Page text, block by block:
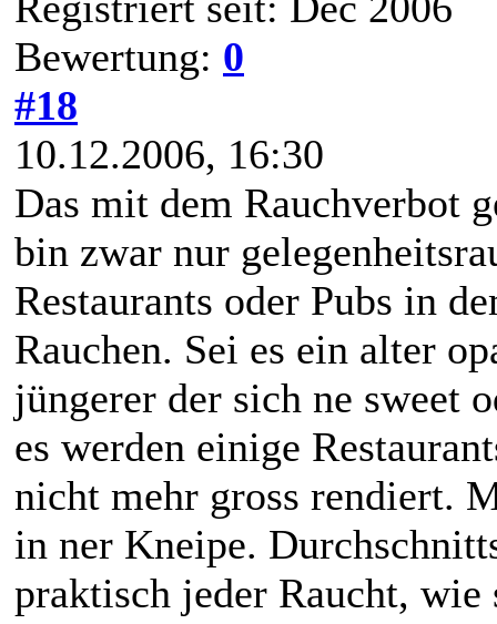
Bewertung: 0
#18
10.12.2006, 16:30
Das mit dem Rauchverbot
bin zwar nur
Restaurants oder Pubs in
Rauchen. Sei es ein alter
jüngerer der sich ne sweet
es werden einige
nicht mehr gross rendiert.
in ner Kneipe.
praktisch jeder Raucht,